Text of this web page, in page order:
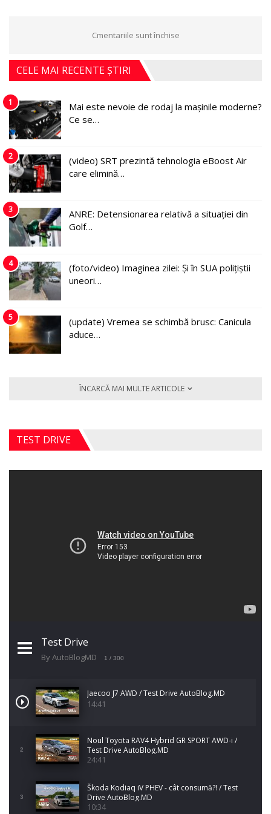
Cmentariile sunt închise
CELE MAI RECENTE ȘTIRI
1
Mai este nevoie de rodaj la mașinile moderne?
Ce se…
2
(video) SRT prezintă tehnologia eBoost Air
care elimină…
3
ANRE: Detensionarea relativă a situației din
Golf…
4
(foto/video) Imaginea zilei: Și în SUA polițiștii
uneori…
5
(update) Vremea se schimbă brusc: Canicula
aduce…
ÎNCARCĂ MAI MULTE ARTICOLE
TEST DRIVE
Test Drive
By AutoBlogMD 1 / 300
Jaecoo J7 AWD / Test Drive AutoBlog.MD
14:41
2
Noul Toyota RAV4 Hybrid GR SPORT AWD-i /
Test Drive AutoBlog.MD
24:41
3
Škoda Kodiaq iV PHEV - cât consumă?! / Test
Drive AutoBlog.MD
10:34